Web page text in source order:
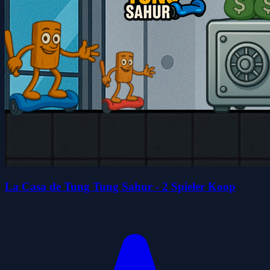
La Casa de Tung Tung Sahur - 2 Spieler Koop